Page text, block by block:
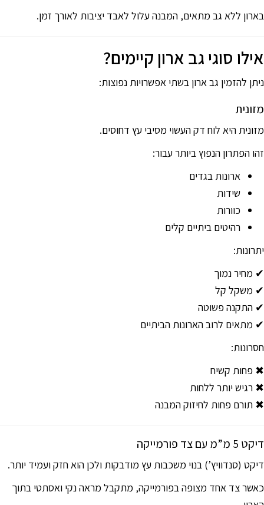
בארון ללא גב מתאים, המבנה עלול לאבד יציבות לאורך זמן.
אילו סוגי גב ארון קיימים?
ניתן להזמין גב ארון בשתי אפשרויות נפוצות:
מזונית
מזונית היא לוח דק העשוי מסיבי עץ דחוסים.
זהו הפתרון הנפוץ ביותר עבור:
ארונות בגדים
שידות
כוורות
רהיטים ביתיים קלים
יתרונות:
✔ מחיר נמוך
✔ משקל קל
✔ התקנה פשוטה
✔ מתאים לרוב הארונות הביתיים
חסרונות:
✖ פחות קשיח
✖ רגיש יותר ללחות
✖ תורם פחות לחיזוק המבנה
דיקט 5 מ”מ עם צד פורמייקה
דיקט (סנדוויץ’) בנוי משכבות עץ מודבקות ולכן הוא חזק ועמיד יותר.
כאשר צד אחד מצופה בפורמייקה, מתקבל מראה נקי ואסתטי בתוך